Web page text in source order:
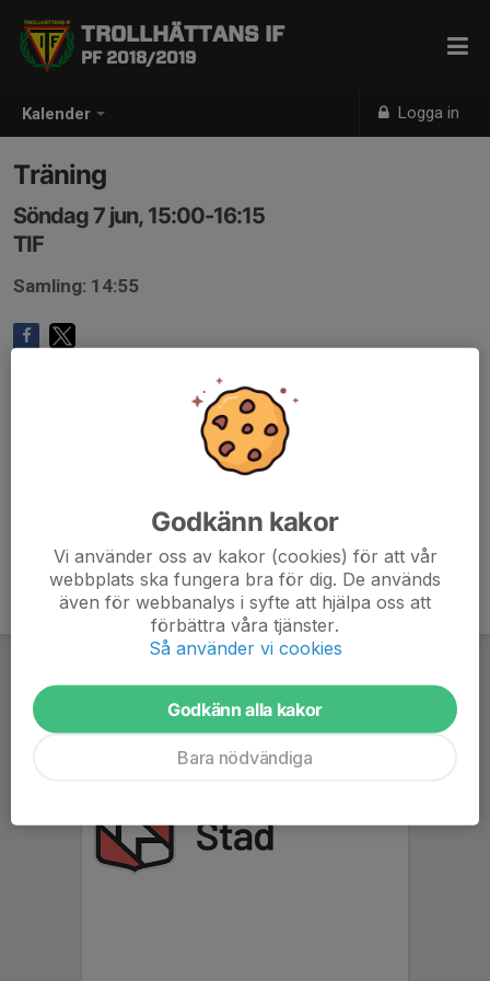
Kalender Logga in
TROLLHÄTTANS IF
PF 2018/2019
Träning
Söndag 7 jun, 15:00-16:15
TIF
Samling: 14:55
Godkänn kakor
Vi använder oss av kakor (cookies) för att vår
webbplats ska fungera bra för dig. De används
även för webbanalys i syfte att hjälpa oss att
förbättra våra tjänster.
Så använder vi cookies
Godkänn alla kakor
Bara nödvändiga